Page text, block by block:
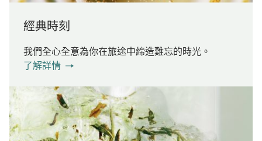
經典時刻
我們全心全意為你在旅途中締造難忘的時光。
了解詳情